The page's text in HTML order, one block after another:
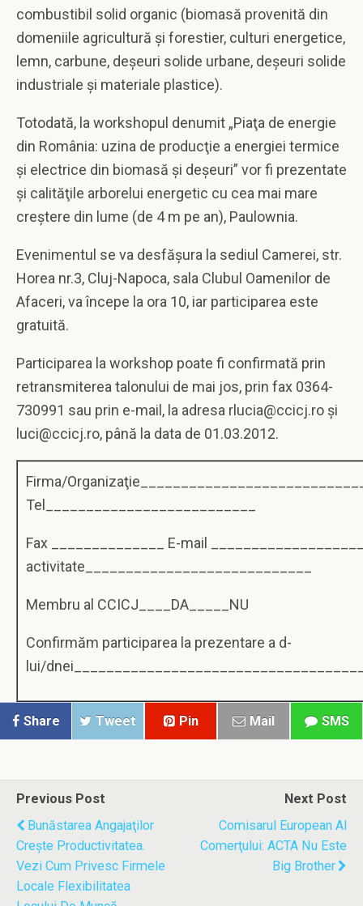
combustibil solid organic (biomasă provenită din
domeniile agricultură şi forestier, culturi energetice,
lemn, carbune, deşeuri solide urbane, deşeuri solide
industriale şi materiale plastice).
Totodată, la workshopul denumit „Piaţa de energie
din România: uzina de producţie a energiei termice
şi electrice din biomasă şi deşeuri” vor fi prezentate
şi calităţile arborelui energetic cu cea mai mare
creştere din lume (de 4 m pe an), Paulownia.
Evenimentul se va desfăşura la sediul Camerei, str.
Horea nr.3, Cluj-Napoca, sala Clubul Oamenilor de
Afaceri, va începe la ora 10, iar participarea este
gratuită.
Participarea la workshop poate fi confirmată prin
retransmiterea talonului de mai jos, prin fax 0364-
730991 sau prin e-mail, la adresa rlucia@ccicj.ro şi
luci@ccicj.ro, până la data de 01.03.2012.
Firma/
Tel__________________________
Fax ______________ E-mail
activitate____________________________
Membru al CCICJ____DA_____NU
Confirmăm participarea la prezentare a d-
lui/
Share Tweet Pin Mail SMS
Previous Post
Bunăstarea Angajaţilor
Creşte Productivitatea.
Vezi Cum Privesc Firmele
Locale Flexibilitatea
Next Post
Comisarul European Al
Comerţului: ACTA Nu Este
Big Brother